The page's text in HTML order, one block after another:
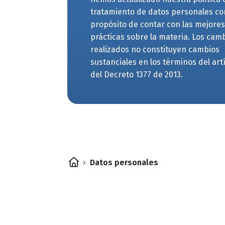
tratamiento de datos personales
propósito de contar con las mejores
prácticas sobre la materia. Los
realizados no constituyen cambios
sustanciales en los términos del
del Decreto 1377 de 2013.
5 Datos personales